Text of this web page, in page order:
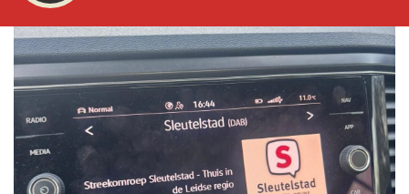
STRAKS:
De ochtend van Sleutelstad
6.00 - 12.00 uur
Vorig uur
uur 1 van 0 Volgend uur